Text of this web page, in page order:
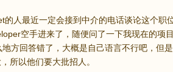
人最近一定会接到中介的电话谈论这个职
空手进来了，随便问了一下我现在的项
方回答错了，大概是自己语言不行吧，但是
所以他们要大批招人。